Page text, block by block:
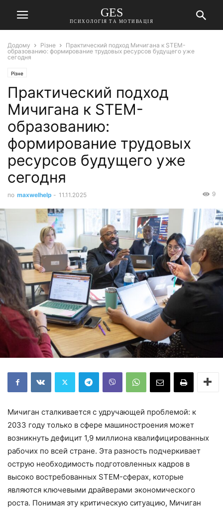
GES
ПСИХОЛОГІЯ ТА МОТИВАЦІЯ
Додому Різне
Практический подход Мичигана к STEM-
образованию: формирование трудовых ресурсов будущего уже
сегодня
Різне
Практический подход
Мичигана к STEM-
образованию:
формирование трудовых
ресурсов будущего уже
сегодня
по maxwelhelp - 11.11.2025 9
Мичиган сталкивается с удручающей проблемой: к
2033 году только в сфере машиностроения может
возникнуть дефицит 1,9 миллиона квалифицированных
рабочих по всей стране. Эта разность подчеркивает
острую необходимость подготовленных кадров в
высоко востребованных STEM-сферах, которые
являются ключевыми драйверами экономического
роста. Понимая эту критическую ситуацию, Мичиган